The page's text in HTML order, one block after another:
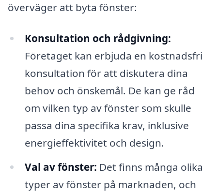
överväger att byta fönster:
Konsultation och rådgivning:
Företaget kan erbjuda en kostnadsfri
konsultation för att diskutera dina
behov och önskemål. De kan ge råd
om vilken typ av fönster som skulle
passa dina specifika krav, inklusive
energieffektivitet och design.
Val av fönster: Det finns många olika
typer av fönster på marknaden, och